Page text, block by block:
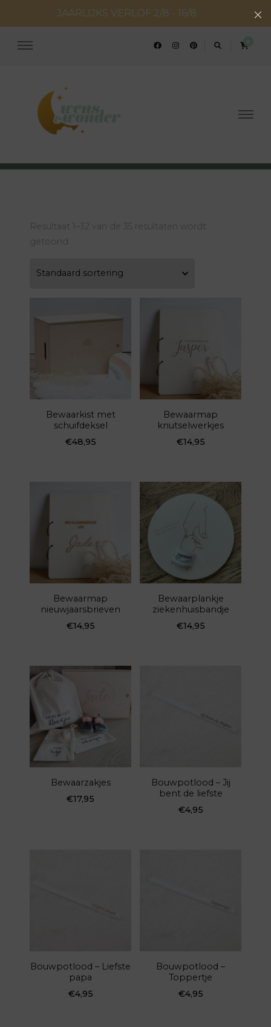
JAARLIJKS VERLOF 2/8 - 16/8
Geboorte- & huwelijksconcepten
Resultaat 1–32 van de 35 resultaten wordt
getoond
Bewaarkist met
schuifdeksel
€48,95
Bewaarmap
knutselwerkjes
€14,95
Bewaarmap
nieuwjaarsbrieven
€14,95
Bewaarplankje
ziekenhuisbandje
€14,95
Bewaarzakjes
€17,95
Bouwpotlood – Jij
bent de liefste
€4,95
Bouwpotlood – Liefste
papa
€4,95
Bouwpotlood –
Toppertje
€4,95